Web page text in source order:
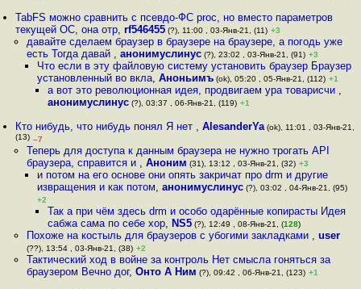
TabFS можно сравнить с псевдо-ФС proc, но вместо параметров
текущей ОС, она отр,rf546455 (?), 11:00 , 03-Янв-21, (11) +3
давайте сделаем браузер в браузере на браузере, а погодь уже
есть Тогда давай , анонимуслинус(?), 23:02 , 03-Янв-21, (91) +3
Что если в эту файловую систему установить браузер Браузер
установленный во вкла, Аноньимъ(ok), 05:20 , 05-Янв-21, (112) +1
а вот это революционная идея, продвигаем ура товарисчи ,
анонимуслинус (?), 03:37 , 06-Янв-21, (119) +1
Кто нибудь, что нибудь понял Я нет ,AlesanderYa (ok), 11:01 , 03-Янв-21,
(13) –7
Теперь для доступа к данным браузера не нужно трогать API
браузера, справится и , Аноним (31), 13:12 , 03-Янв-21, (32) +3
и потом на его основе они опять закричат про drm и другие
извращения и как потом, анонимуслинус(?), 03:02 , 04-Янв-21, (95)
+2
Так а при чём здесь drm и особо одарённые копирасты Идея
сабжа сама по себе хор, NS5 (?), 12:49 , 08-Янв-21, (128)
Похоже на костыль для браузеров с убогими закладками , user
(??), 13:54 , 03-Янв-21, (38) +2
Тактический ход в войне за контроль Нет смысла гоняться за
браузером Вечно дог, Онто А Ним (?), 09:42 , 06-Янв-21, (123) +1